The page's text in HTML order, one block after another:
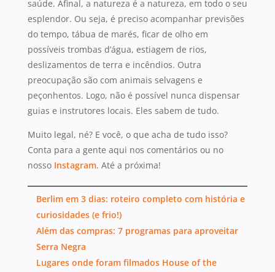
saúde. Afinal, a natureza é a natureza, em todo o seu
esplendor. Ou seja, é preciso acompanhar previsões
do tempo, tábua de marés, ficar de olho em
possíveis trombas d’água, estiagem de rios,
deslizamentos de terra e incêndios. Outra
preocupação são com animais selvagens e
peçonhentos. Logo, não é possível nunca dispensar
guias e instrutores locais. Eles sabem de tudo.
Muito legal, né? E você, o que acha de tudo isso?
Conta para a gente aqui nos comentários ou no
nosso Instagram. Até a próxima!
Berlim em 3 dias: roteiro completo com história e
curiosidades (e frio!)
Além das compras: 7 programas para aproveitar
Serra Negra
Lugares onde foram filmados House of the